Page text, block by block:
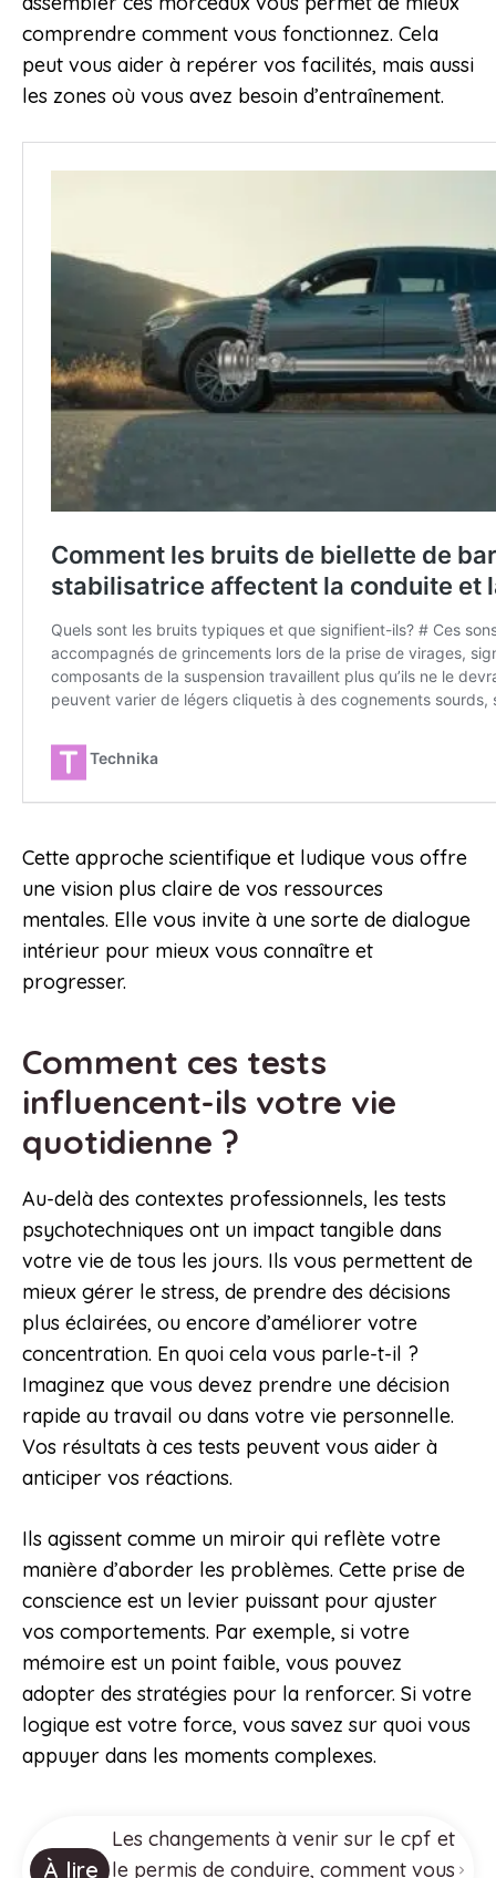
comprendre comment vous fonctionnez. Cela
peut vous aider à repérer vos facilités, mais aussi
les zones où vous avez besoin d’entraînement.
Cette approche scientifique et ludique vous offre
une vision plus claire de vos ressources
mentales. Elle vous invite à une sorte de dialogue
intérieur pour mieux vous connaître et
progresser.
Comment ces tests
influencent-ils votre vie
quotidienne ?
Au-delà des contextes professionnels, les tests
psychotechniques ont un impact tangible dans
votre vie de tous les jours. Ils vous permettent de
mieux gérer le stress, de prendre des décisions
plus éclairées, ou encore d’améliorer votre
concentration. En quoi cela vous parle-t-il ?
Imaginez que vous devez prendre une décision
rapide au travail ou dans votre vie personnelle.
Vos résultats à ces tests peuvent vous aider à
anticiper vos réactions.
Ils agissent comme un miroir qui reflète votre
manière d’aborder les problèmes. Cette prise de
conscience est un levier puissant pour ajuster
vos comportements. Par exemple, si votre
mémoire est un point faible, vous pouvez
adopter des stratégies pour la renforcer. Si votre
logique est votre force, vous savez sur quoi vous
appuyer dans les moments complexes.
À lire
Les changements à venir sur le cpf et
le permis de conduire, comment vous